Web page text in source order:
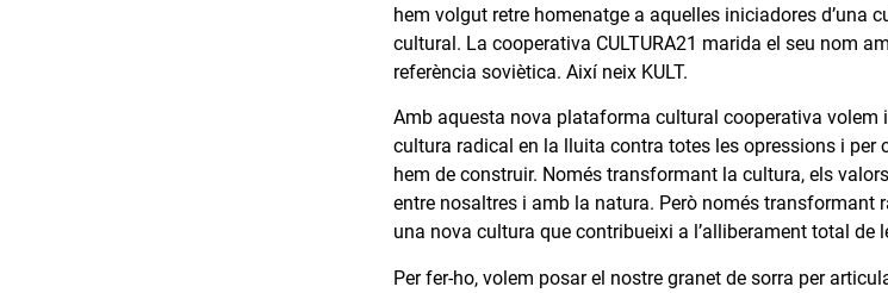
hem volgut retre homenatge a aquelles iniciadores
cultural. La cooperativa CULTURA21 marida el seu nom
referència soviètica. Així neix KULT.
Amb aquesta nova plataforma cultural cooperativa
cultura radical en la lluita contra totes les opressions i
hem de construir. Només transformant la cultura, els
entre nosaltres i amb la natura. Però només transformant
una nova cultura que contribueixi a l’alliberament total de
Per fer-ho, volem posar el nostre granet de sorra per